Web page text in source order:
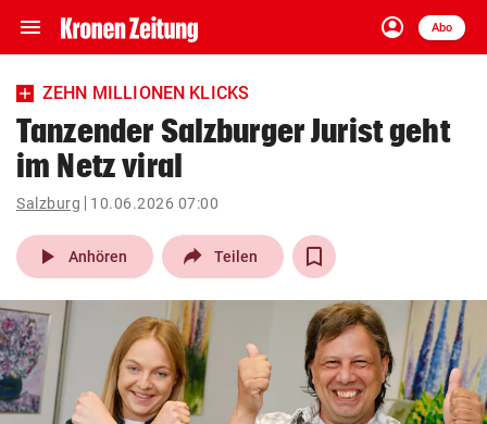
menu Navigation
ein-/ausklappen
account_circle
Anmelden
Abo
close Schließen
account_circle Anmelden
pin_drop
Wien arrow_right
bookmark
search
Suchbegriff
eingeben
ZEHN MILLIONEN KLICKS
Tanzender Salzburger Jurist geht
im Netz viral
Salzburg 10.06.2026 07:00
play_arrow Anhören Teilen